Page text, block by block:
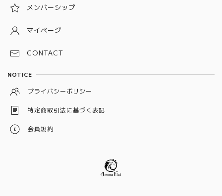
グレー
ホワイト
メンバーシップ
マイページ
CONTACT
NOTICE
プライバシーポリシー
特定商取引法に基づく表記
会員規約